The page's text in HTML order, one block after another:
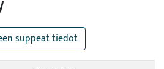
suppeat tiedot